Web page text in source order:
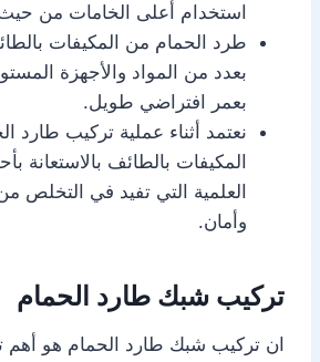
استخدام أعلى الخامات من حيث
طرد الحمام من المكيفات
بعدد من المواد والأجهزة
بعمر افتراضي طويل.
نعتمد أثناء عملية تركيب طارد
المكيفات بالطائف بالاستعانة
العلمية التي تفيد في التخلص
وأمان.
تركيب شبك طارد الحمام
ان تركيب شبك طارد الحمام هو